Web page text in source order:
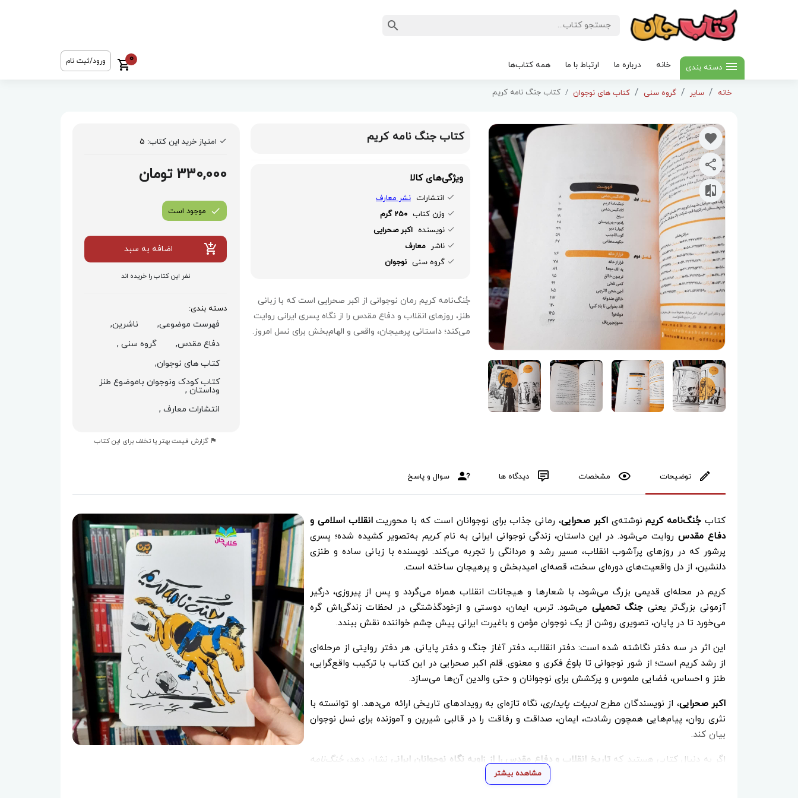
دسته بندی خانه درباره ما ارتباط با ما همه کتاب‌ها
0 ورود/ثبت نام
خانه سایر گروه سنی کتاب های نوجوان کتاب جنگ نامه کریم
کتاب جنگ نامه کریم
ویژگی‌های کالا
انتشارات نشر معارف
وزن کتاب 250 گرم
نویسنده اکبر صحرایی
ناشر معارف
گروه سنی نوجوان
جُنگ‌نامه کریم رمان نوجوانی از اکبر صحرایی است که با زبانی
طنز، روزهای انقلاب و دفاع مقدس را از نگاه پسری ایرانی روایت
می‌کند؛ داستانی پرهیجان، واقعی و الهام‌بخش برای نسل امروز.
امتیاز خرید این کتاب: 5
330,000 تومان
موجود است
اضافه به سبد
نفر این کتاب را خریده اند
دسته بندی:
فهرست موضوعی,
ناشرین,
دفاع مقدس,
گروه سنی ,
کتاب های نوجوان,
کتاب کودک ونوجوان باموضوع طنز
وداستان ,
انتشارات معارف ,
گزارش قیمت بهتر یا تخلف برای این کتاب
توضیحات مشخصات دیدگاه ها سوال و پاسخ
کتاب جُنگ‌نامه کریمنوشته‌یاکبر صحرایی، رمانی جذاب برای نوجوانان است که با محوریتانقلاب اسلامی و
دفاع مقدسروایت می‌شود. در این داستان، زندگی نوجوانی ایرانی به نامکریم به‌تصویر کشیده شده؛ پسری
پرشور که در روزهای پرآشوب انقلاب، مسیر رشد و مردانگی را تجربه می‌کند. نویسنده با زبانی ساده و طنزی
دلنشین، از دل واقعیت‌های دوره‌ای سخت، قصه‌ای امیدبخش و پرهیجان ساخته است.
کریم در محله‌ای قدیمی بزرگ می‌شود، با شعارها و هیجانات انقلاب همراه می‌گردد و پس از پیروزی، درگیر
آزمونی بزرگ‌تر یعنیجنگ تحمیلیمی‌شود. ترس، ایمان، دوستی و ازخودگذشتگی در لحظات زندگی‌اش گره
می‌خورد تا در پایان، تصویری روشن از یک نوجوان مؤمن و با‌غیرت ایرانی پیش چشم خواننده نقش ببندد.
این اثر در سه دفتر نگاشته شده است: دفتر انقلاب، دفتر آغاز جنگ و دفتر پایانی. هر دفتر روایتی از مرحله‌ای
از رشد کریم است؛ از شور نوجوانی تا بلوغ فکری و معنوی. قلم اکبر صحرایی در این کتاب با ترکیب واقع‌گرایی،
طنز و احساس، فضایی ملموس و پرکشش برای نوجوانان و حتی والدین آن‌ها می‌سازد.
اکبر صحرایی، از نویسندگان مطرحادبیات پایداری، نگاه تازه‌ای به رویدادهای تاریخی ارائه می‌دهد. او توانسته با
نثری روان، پیام‌هایی همچون رشادت، ایمان، صداقت و رفاقت را در قالبی شیرین و آموزنده برای نسل نوجوان
بیان کند.
اگر به دنبال کتابی هستید کهتاریخ انقلاب و دفاع مقدس را از زاویه نگاه نوجوانان ایرانی نشان دهد،
جُنگ‌نامه
انتخابی خواندنی و پرارزش است. داستانی که هم می‌خنداند، هم به فکر وامی‌دارد، و هم یاد قهرمانان
مشاهده بیشتر